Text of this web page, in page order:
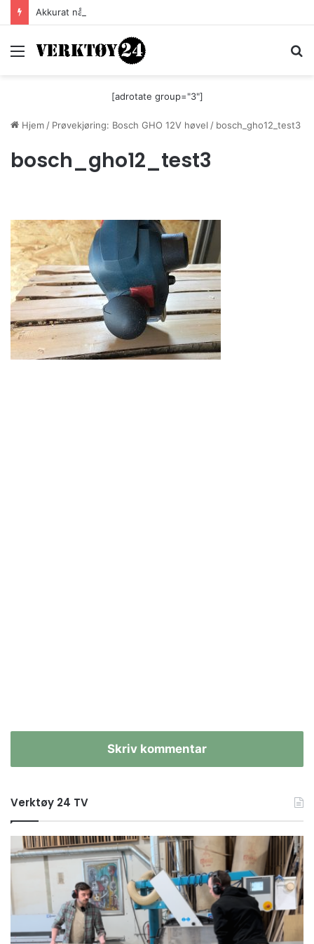
Akkurat nå er batteri-bordsaga til Festool billigere
Meny
[adrotate group="3"]
Hjem / Prøvekjøring: Bosch GHO 12V høvel / bosch_gho12_test3
bosch_gho12_test3
Skriv kommentar
Verktøy 24 TV